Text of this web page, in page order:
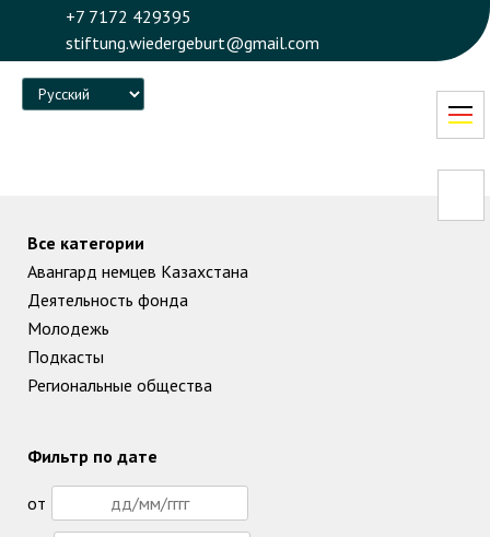
+7 7172 429395
stiftung.wiedergeburt@gmail.com
Language
Все категории
Авангард немцев Казахстана
Деятельность фонда
Молодежь
Подкасты
Региональные общества
Фильтр по дате
от